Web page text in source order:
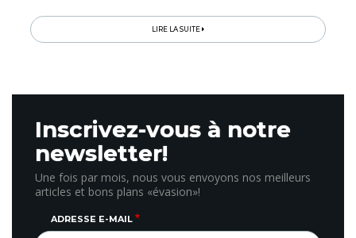
LIRE LA SUITE
Inscrivez-vous à notre
newsletter!
Une fois par mois, nous vous envoyons nos meilleurs
articles et bons plans «évasion»!
ADRESSE E-MAIL